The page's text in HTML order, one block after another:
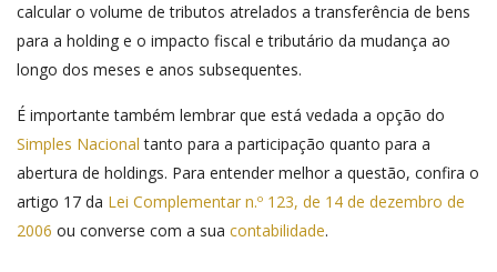
calcular o volume de tributos atrelados a transferência de bens
para a holding e o impacto fiscal e tributário da mudança ao
longo dos meses e anos subsequentes.
É importante também lembrar que está vedada a opção do
Simples Nacional tanto para a participação quanto para a
abertura de holdings. Para entender melhor a questão, confira o
artigo 17 da Lei Complementar n.º 123, de 14 de dezembro de
2006 ou converse com a sua contabilidade.